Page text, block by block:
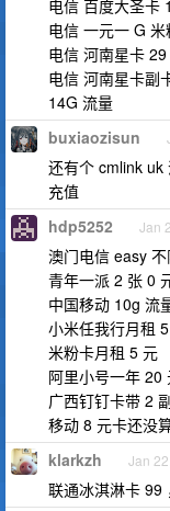
电信 百度大圣卡
电信 一元一 G
电信 河南星卡
电信 河南星卡副
14G 流量
buxiaozisun
还有个 cmlink uk
充值
hdp5252 Jan
澳门电信 easy
青年一派 2 张 0
中国移动 10g 流
小米任我行月租
米粉卡月租 5 元
阿里小号一年 20
广西钉钉卡带 2
移动 8 元卡还没
klarkzh Jan
联通冰淇淋卡 99